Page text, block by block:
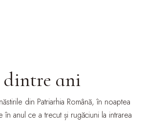
dintre ani
din Patriarhia Română, în noaptea
anul ce a trecut și rugăciuni la intrarea